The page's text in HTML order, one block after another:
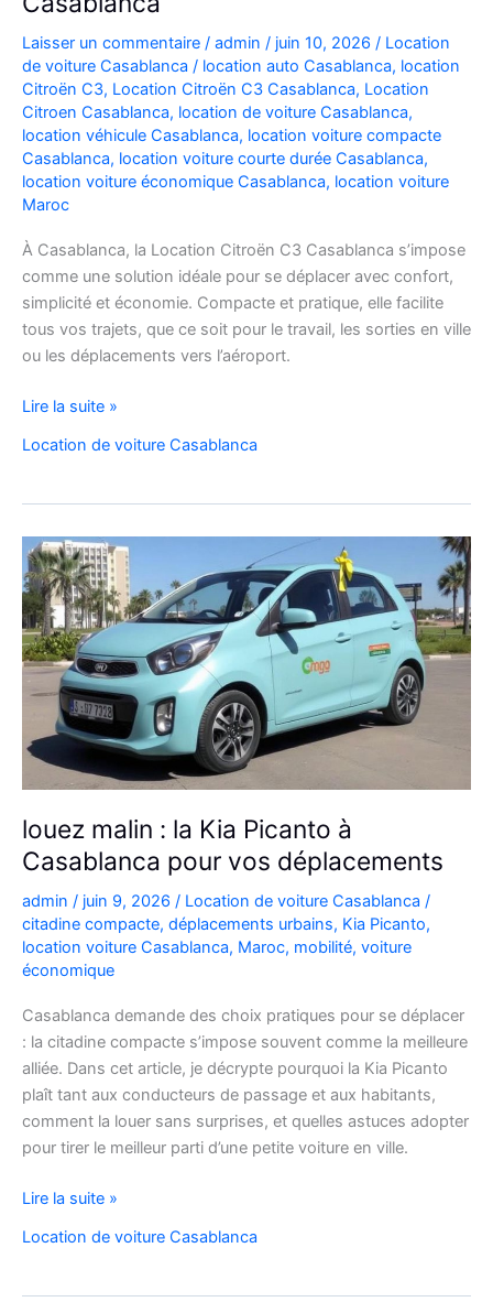
Laisser un commentaire / admin / juin 10, 2026 / Location
de voiture Casablanca / location auto Casablanca, location
Citroën C3, Location Citroën C3 Casablanca, Location
Citroen Casablanca, location de voiture Casablanca,
location véhicule Casablanca, location voiture compacte
Casablanca, location voiture courte durée Casablanca,
location voiture économique Casablanca, location voiture
Maroc
À Casablanca, la Location Citroën C3 Casablanca s’impose
comme une solution idéale pour se déplacer avec confort,
simplicité et économie. Compacte et pratique, elle facilite
tous vos trajets, que ce soit pour le travail, les sorties en ville
ou les déplacements vers l’aéroport.
Location
voiture
C3
à
Casablanca
Lire la suite »
Location de voiture Casablanca
louez malin : la Kia Picanto à
Casablanca pour vos déplacements
admin / juin 9, 2026 / Location de voiture Casablanca /
citadine compacte, déplacements urbains, Kia Picanto,
location voiture Casablanca, Maroc, mobilité, voiture
économique
Casablanca demande des choix pratiques pour se déplacer
: la citadine compacte s’impose souvent comme la meilleure
alliée. Dans cet article, je décrypte pourquoi la Kia Picanto
plaît tant aux conducteurs de passage et aux habitants,
comment la louer sans surprises, et quelles astuces adopter
pour tirer le meilleur parti d’une petite voiture en ville.
louez
Lire la suite »
Location de voiture Casablanca